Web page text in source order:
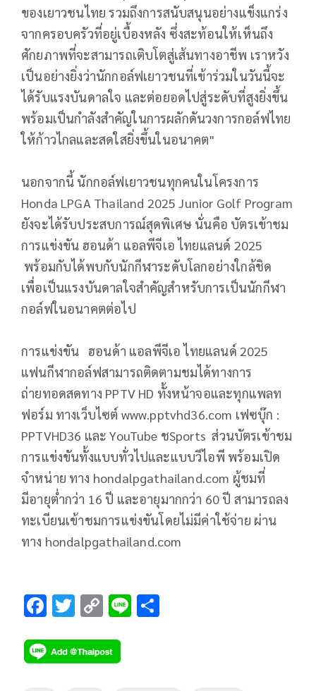
ของเยาวชนไทย รวมถึงการสนับสนุนอย่างแข็งแกร่ง
จากครอบครัวที่อยู่เบื้องหลัง ซึ่งสะท้อนให้เห็นถึง
ศักยภาพที่จะสามารถเติบโตสู่เส้นทางอาชีพ เราหวัง
เป็นอย่างยิ่งว่านักกอล์ฟเยาวชนที่เข้าร่วมในวันนี้จะ
ได้รับแรงบันดาลใจ และต่อยอดไปสู่ระดับที่สูงยิ่งขึ้น
พร้อมเป็นกำลังสำคัญในการผลักดันวงการกอล์ฟไทย
ให้ก้าวไกลและสดใสยิ่งขึ้นในอนาคต"
นอกจากนี้ นักกอล์ฟเยาวชนทุกคนในโครงการ
Honda LPGA Thailand 2025 Junior Golf Program
ยังจะได้รับประสบการณ์สุดพิเศษ นั่นคือ บัตรเข้าชม
การแข่งขัน ฮอนด้า แอลพีจีเอ ไทยแลนด์ 2025
พร้อมกับได้พบกับนักกีฬาระดับโลกอย่างใกล้ชิด
เพื่อเป็นแรงบันดาลใจสำคัญสำหรับการเป็นนักกีฬา
กอล์ฟในอนาคตต่อไป
การแข่งขัน ฮอนด้า แอลพีจีเอ ไทยแลนด์ 2025
แฟนกีฬากอล์ฟสามารถติดตามชมได้ทางการ
ถ่ายทอดสดทาง PPTV HD ทั้งหน้าจอและทุกแพลท
ฟอร์ม ทางเว็บไซต์ www.pptvhd36.com เฟซบุ๊ก :
PPTVHD36 และ YouTube ชSports ส่วนบัตรเข้าชม
การแข่งขันทั้งแบบทั่วไปและแบบวีไอพี พร้อมเปิด
จำหน่าย ทาง hondalpgathailand.com ผู้ชมที่
มีอายุต่ำกว่า 16 ปี และอายุมากกว่า 60 ปี สามารถลง
ทะเบียนเข้าชมการแข่งขันโดยไม่มีค่าใช้จ่าย ผ่าน
ทาง hondalpgathailand.com
F
e
b
T
tt
er
C
p
y
Li